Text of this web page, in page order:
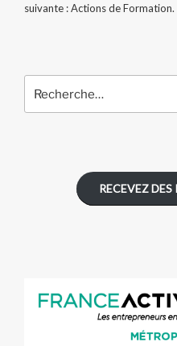
suivante : Actions de Formation.
pour
RECEVEZ